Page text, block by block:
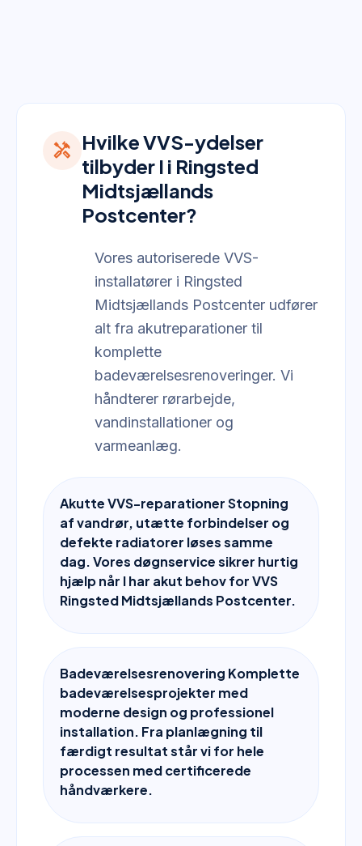
handyman Hvilke VVS-ydelser
tilbyder I i Ringsted
Midtsjællands
Postcenter?
Vores autoriserede VVS-
installatører i Ringsted
Midtsjællands Postcenter udfører
alt fra akutreparationer til
komplette
badeværelsesrenoveringer. Vi
håndterer rørarbejde,
vandinstallationer og
varmeanlæg.
Akutte VVS-reparationer Stopning
af vandrør, utætte forbindelser og
defekte radiatorer løses samme
dag. Vores døgnservice sikrer hurtig
hjælp når I har akut behov for VVS
Ringsted Midtsjællands Postcenter.
Badeværelsesrenovering Komplette
badeværelsesprojekter med
moderne design og professionel
installation. Fra planlægning til
færdigt resultat står vi for hele
processen med certificerede
håndværkere.